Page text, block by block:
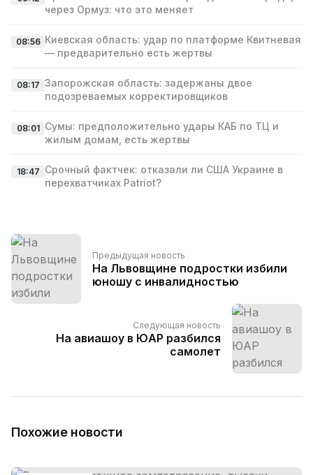
через Ормуз: что это меняет
08:56 Киевская область: удар по платформе Квитневая
— предварительно есть жертвы
08:17 Запорожская область: задержаны двое
подозреваемых корректировщиков
08:01 Сумы: предположительно удары КАБ по ТЦ и
жилым домам, есть жертвы
18:47 Срочный фактчек: отказали ли США Украине в
перехватчиках Patriot?
Предыдущая новость
На Львовщине подростки избили
юношу с инвалидностью
Следующая новость
На авиашоу в ЮАР разбился
самолет
Похожие новости